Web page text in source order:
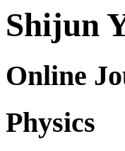
Shijun
Online
Physics